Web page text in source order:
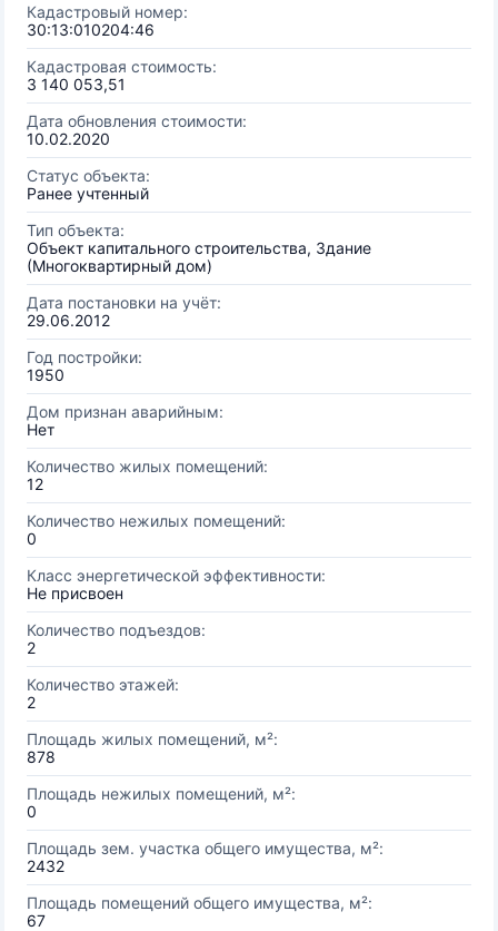
Кадастровый номер:
30:13:010204:46
Кадастровая стоимость:
3 140 053,51
Дата обновления стоимости:
10.02.2020
Статус объекта:
Ранее учтенный
Тип объекта:
Объект капитального строительства, Здание
(Многоквартирный дом)
Дата постановки на учёт:
29.06.2012
Год постройки:
1950
Дом признан аварийным:
Нет
Количество жилых помещений:
12
Количество нежилых помещений:
0
Класс энергетической эффективности:
Не присвоен
Количество подъездов:
2
Количество этажей:
2
Площадь жилых помещений, м²:
878
Площадь нежилых помещений, м²:
0
Площадь зем. участка общего имущества, м²:
2432
Площадь помещений общего имущества, м²:
67